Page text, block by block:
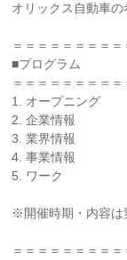
オリックス自動車の
＝＝＝＝＝＝＝＝＝
■プログラム
＝＝＝＝＝＝＝＝＝
1. オープニング
2. 企業情報
3. 業界情報
4. 事業情報
5. ワーク
※開催時期・内容は
＝＝＝＝＝＝＝＝＝